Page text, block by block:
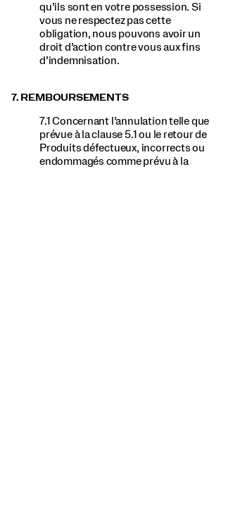
qu’ils sont en votre possession. Si
vous ne respectez pas cette
obligation, nous pouvons avoir un
droit d’action contre vous aux fins
d’indemnisation.
7. REMBOURSEMENTS
7.1 Concernant l’annulation telle que
prévue à la clause 5.1 ou le retour de
Produits défectueux, incorrects ou
endommagés comme prévu à la